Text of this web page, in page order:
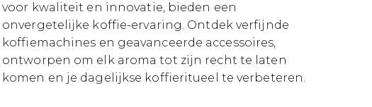
voor kwaliteit en innovatie, bieden een
onvergetelijke koffie-ervaring. Ontdek verfijnde
koffiemachines en geavanceerde accessoires,
ontworpen om elk aroma tot zijn recht te laten
komen en je dagelijkse koffieritueel te verbeteren.